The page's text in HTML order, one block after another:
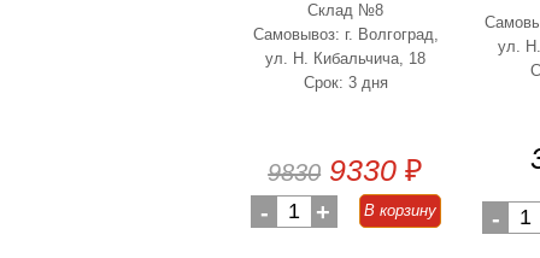
Склад №8
Самовывоз: г. Волгоград,
ул. Н. Кибальчича, 18
Срок: 3 дня
9830 9330 ₽
- 1 + В корзину
ул.
- 1